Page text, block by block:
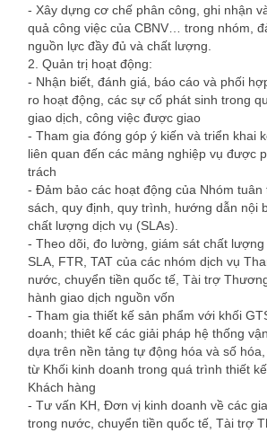
- Xây dựng cơ chế phân công, ghi nhận
quả công việc của CBNV… trong nhóm,
nguồn lực đầy đủ và chất lượng.
2. Quản trị hoạt động:
- Nhận biết, đánh giá, báo cáo và phối
ro hoạt động, các sự cố phát sinh trong
giao dịch, công việc được giao
- Tham gia đóng góp ý kiến và triển khai
liên quan đến các mảng nghiệp vụ được
trách
- Đảm bảo các hoạt động của Nhóm tuân
sách, quy định, quy trình, hướng dẫn nội
chất lượng dịch vụ (SLAs).
- Theo dõi, đo lường, giám sát chất lượng
SLA, FTR, TAT của các nhóm dịch vụ
nước, chuyển tiền quốc tế, Tài trợ
hành giao dịch nguồn vốn
- Tham gia thiết kế sản phẩm với khối
doanh; thiêt kế các giải pháp hệ thống
dựa trên nền tảng tự động hóa và số
từ Khối kinh doanh trong quá trình thiết
Khách hàng
- Tư vấn KH, Đơn vị kinh doanh về các
trong nước, chuyển tiền quốc tế, Tài trợ